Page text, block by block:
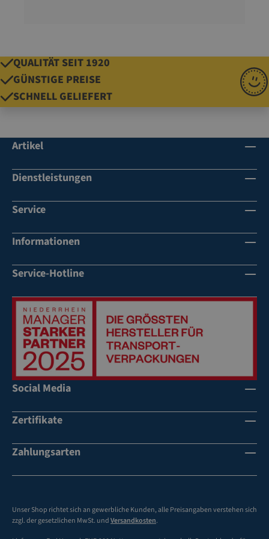
QUALITÄT SEIT 1920
GÜNSTIGE PREISE
SCHNELL GELIEFERT
Artikel
Dienstleistungen
Service
Informationen
Service-Hotline
Social Media
Zertifikate
Zahlungsarten
Unser Shop richtet sich an gewerbliche Kunden, alle Preisangaben verstehen sich
zzgl. der gesetzlichen MwSt. undVersandkosten.